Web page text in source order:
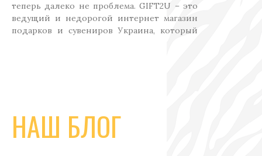
теперь далеко не проблема. GIFT2U – это
ведущий и недорогой интернет магазин
подарков и сувениров Украина, который
Оригинальные подарки
НАШ БЛОГ